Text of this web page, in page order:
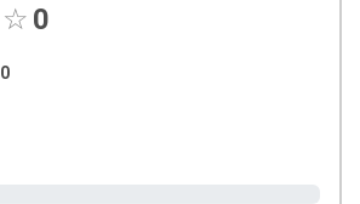
fedezésére.
antibiotikum szedésekor.
körmök egészségének megőrzésére.
hámló bőr esetén.
0
0